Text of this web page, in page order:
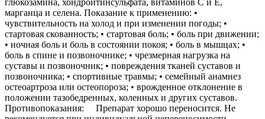
марганца и селена. Показание к применению: •
чувствительность на холод и при изменении погоды; •
стартовая скованность; • стартовая боль; • боль при движении;
• ночная боль и боль в состоянии покоя; • боль в мышцах; •
боль в спине и позвоночнике; • чрезмерная нагрузка на
суставы и позвоночник; • повреждения тканей суставов и
позвоночника; • спортивные травмы; • семейный анамнез
остеоартроза или остеопороза; • врожденное отклонение в
положении тазобедренных, коленных и других суставов.
Противопоказания: Препарат хорошо переносится. Не